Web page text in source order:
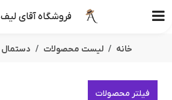
فروشگاه آقای لیف
خانه لیست محصولات دستمال
فیلتر محصولات